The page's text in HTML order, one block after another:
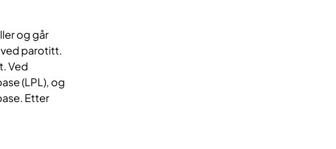
og går
ved parotitt.
Ved
(LPL), og
Etter